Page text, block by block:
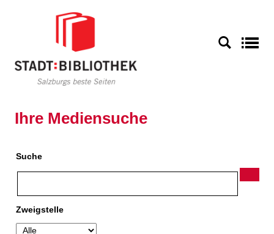
Ihre Mediensuche
Suche
Zweigstelle